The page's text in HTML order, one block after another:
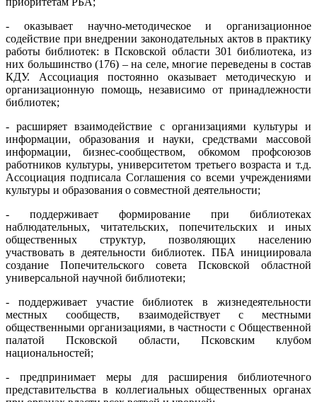
- оказывает научно-методическое и организационное
содействие при внедрении законодательных актов в практику
работы библиотек: в Псковской области 301 библиотека, из
них большинство (176) – на селе, многие переведены в состав
КДУ. Ассоциация постоянно оказывает методическую и
организационную помощь, независимо от принадлежности
библиотек;
- расширяет взаимодействие с организациями культуры и
информации, образования и науки, средствами массовой
информации, бизнес-сообществом, обкомом профсоюзов
работников культуры, университетом третьего возраста и т.д.
Ассоциация подписала Соглашения со всеми учреждениями
культуры и образования о совместной деятельности;
- поддерживает формирование при библиотеках
наблюдательных, читательских, попечительских и иных
общественных структур, позволяющих населению
участвовать в деятельности библиотек. ПБА инициировала
создание Попечительского совета Псковской областной
универсальной научной библиотеки;
- поддерживает участие библиотек в жизнедеятельности
местных сообществ, взаимодействует с местными
общественными организациями, в частности с Общественной
палатой Псковской области, Псковским клубом
национальностей;
- предпринимает меры для расширения библиотечного
представительства в коллегиальных общественных органах